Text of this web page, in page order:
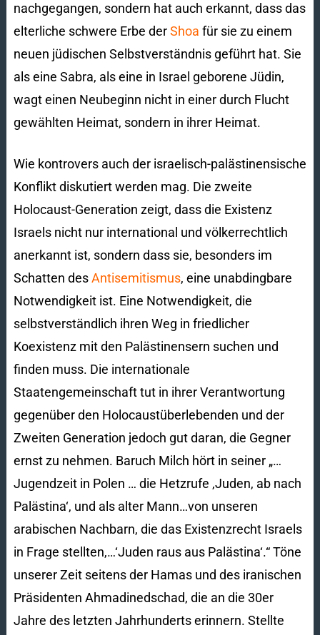
nachgegangen, sondern hat auch erkannt, dass das
elterliche schwere Erbe derShoa für sie zu einem
neuen jüdischen Selbstverständnis geführt hat. Sie
als eine Sabra, als eine in Israel geborene Jüdin,
wagt einen Neubeginn nicht in einer durch Flucht
gewählten Heimat, sondern in ihrer Heimat.
Wie kontrovers auch der israelisch-palästinensische
Konflikt diskutiert werden mag. Die zweite
Holocaust-Generation zeigt, dass die Existenz
Israels nicht nur international und völkerrechtlich
anerkannt ist, sondern dass sie, besonders im
Schatten desAntisemitismus, eine unabdingbare
Notwendigkeit ist. Eine Notwendigkeit, die
selbstverständlich ihren Weg in friedlicher
Koexistenz mit den Palästinensern suchen und
finden muss. Die internationale
Staatengemeinschaft tut in ihrer Verantwortung
gegenüber den Holocaustüberlebenden und der
Zweiten Generation jedoch gut daran, die Gegner
ernst zu nehmen. Baruch Milch hört in seiner „…
Jugendzeit in Polen … die Hetzrufe ‚Juden, ab nach
Palästina‘, und als alter Mann…von unseren
arabischen Nachbarn, die das Existenzrecht Israels
in Frage stellten,…‘Juden raus aus Palästina‘.“ Töne
unserer Zeit seitens der Hamas und des iranischen
Präsidenten Ahmadinedschad, die an die 30er
Jahre des letzten Jahrhunderts erinnern. Stellte